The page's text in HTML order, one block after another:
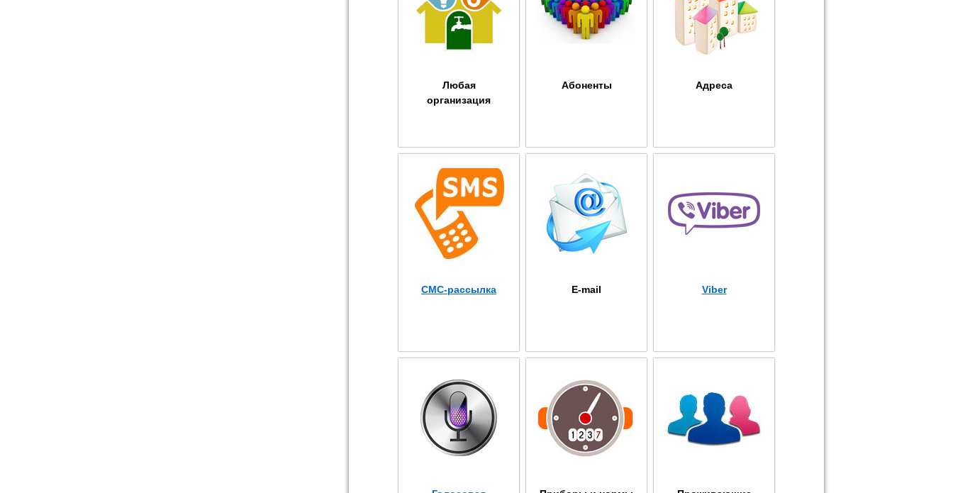
Любая
организация
Абоненты Адреса
СМС-рассылка E-mail Viber